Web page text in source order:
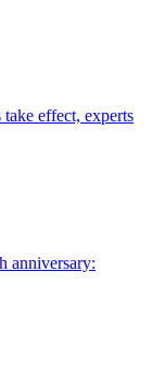
effect, experts
anniversary: